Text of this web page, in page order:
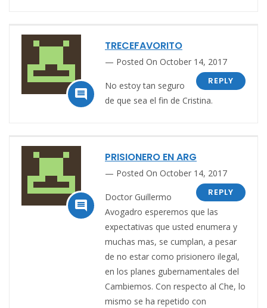

TRECEFAVORITO
Posted On October 14, 2017
REPLY
No estoy tan seguro
de que sea el fin de Cristina.

PRISIONERO EN ARG
Posted On October 14, 2017
REPLY
Doctor Guillermo
Avogadro esperemos que las
expectativas que usted enumera y
muchas mas, se cumplan, a pesar
de no estar como prisionero ilegal,
en los planes gubernamentales del
Cambiemos. Con respecto al Che, lo
mismo se ha repetido con